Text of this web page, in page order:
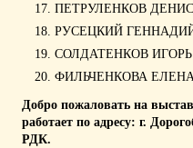
ПЕТРУЛЕНКОВ
РУСЕЦКИЙ
СОЛДАТЕНКОВ
ФИЛЬЧЕНКОВА
Добро пожаловать на
работает по адресу: г.
РДК.